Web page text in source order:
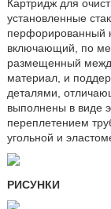
Картридж для
установленные
перфорированный
включающий, по
размещенный
материал, и
деталями,
выполнены в виде
переплетением
угольной и
РИСУНКИ